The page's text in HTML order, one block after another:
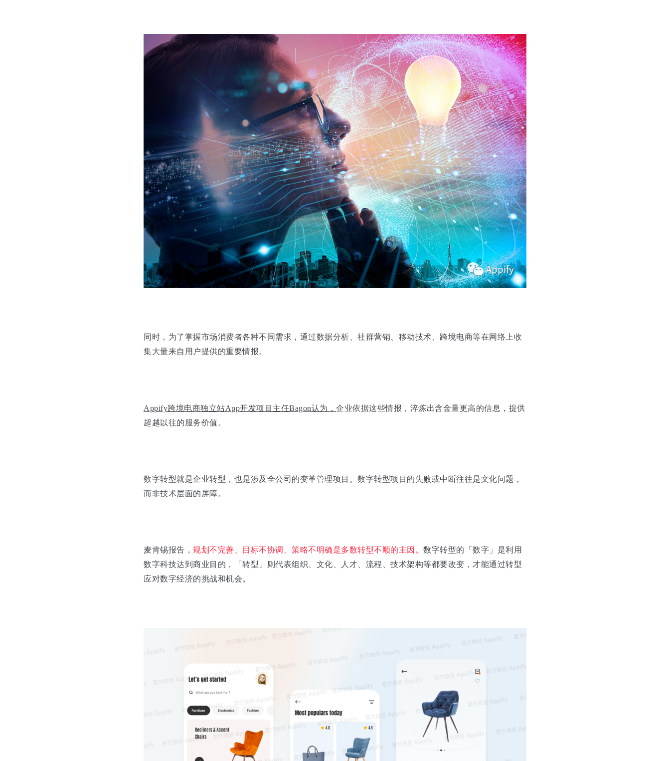
同时，为了掌握市场消费者各种不同需求，通过数据分析、社群营销、移动技术、跨境电商等在网络上收
集大量来自用户提供的重要情报。
Appify跨境电商独立站App开发项目主任Bagon认为， 企业依据这些情报，淬炼出含金量更高的信息，提供
超越以往的服务价值。
数字转型就是企业转型，也是涉及全公司的变革管理项目。数字转型项目的失败或中断往往是文化问题，
而非技术层面的屏障。
麦肯锡报告， 规划不完善、目标不协调、策略不明确是多数转型不顺的主因。 数字转型的「数字」是利用
数字科技达到商业目的，「转型」则代表组织、文化、人才、流程、技术架构等都要改变，才能通过转型
应对数字经济的挑战和机会。